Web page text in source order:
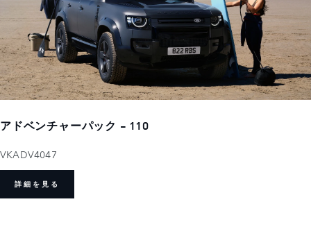
アドベンチャーパック - 110
VKADV4047
詳細を見る